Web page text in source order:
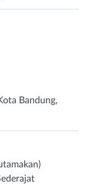
Bandung,